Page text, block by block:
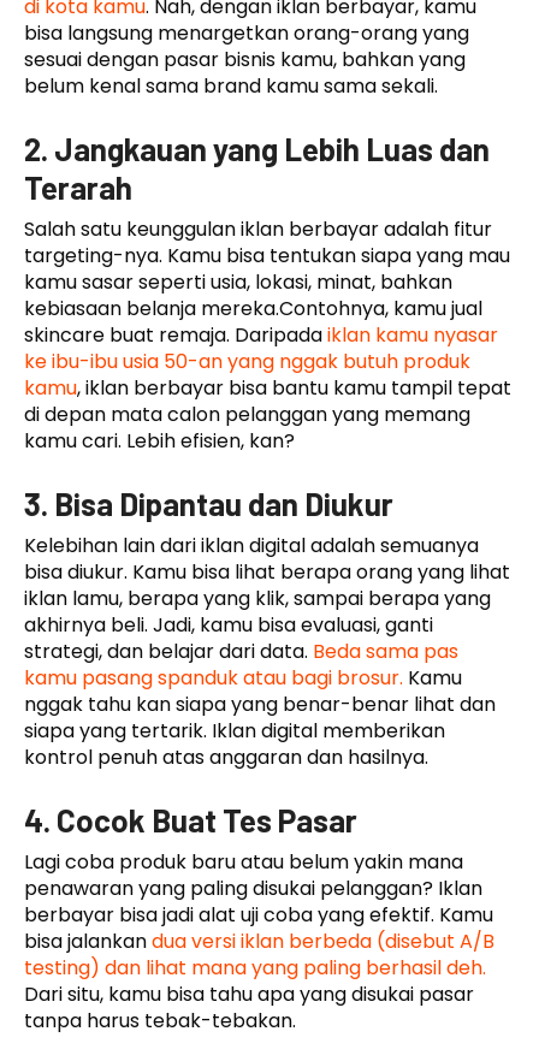
di kota kamu. Nah, dengan iklan berbayar, kamu
bisa langsung menargetkan orang-orang yang
sesuai dengan pasar bisnis kamu, bahkan yang
belum kenal sama brand kamu sama sekali.
2. Jangkauan yang Lebih Luas dan
Terarah
Salah satu keunggulan iklan berbayar adalah fitur
targeting-nya. Kamu bisa tentukan siapa yang mau
kamu sasar seperti usia, lokasi, minat, bahkan
kebiasaan belanja mereka.Contohnya, kamu jual
skincare buat remaja. Daripadaiklan kamu nyasar
ke ibu-ibu usia 50-an yang nggak butuh produk
kamu, iklan berbayar bisa bantu kamu tampil tepat
di depan mata calon pelanggan yang memang
kamu cari. Lebih efisien, kan?
3. Bisa Dipantau dan Diukur
Kelebihan lain dari iklan digital adalah semuanya
bisa diukur. Kamu bisa lihat berapa orang yang lihat
iklan lamu, berapa yang klik, sampai berapa yang
akhirnya beli. Jadi, kamu bisa evaluasi, ganti
strategi, dan belajar dari data. Beda sama pas
kamu pasang spanduk atau bagi brosur. Kamu
nggak tahu kan siapa yang benar-benar lihat dan
siapa yang tertarik. Iklan digital memberikan
kontrol penuh atas anggaran dan hasilnya.
4. Cocok Buat Tes Pasar
Lagi coba produk baru atau belum yakin mana
penawaran yang paling disukai pelanggan? Iklan
berbayar bisa jadi alat uji coba yang efektif. Kamu
bisa jalankandua versi iklan berbeda (disebut A/B
testing) dan lihat mana yang paling berhasil deh.
Dari situ, kamu bisa tahu apa yang disukai pasar
tanpa harus tebak-tebakan.